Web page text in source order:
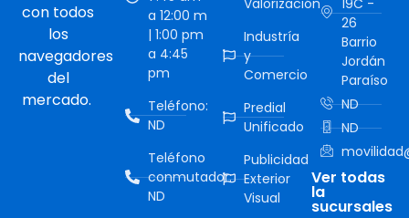
con todos
los
navegadores
del
mercado.
a 12:00 m
| 1:00 pm
a 4:45
pm
Teléfono:
ND
Teléfono
conmutador:
ND
Industría
y
Comercio
Predial
Unificado
Publicidad
Exterior
Visual
26
Barrio
Jordán
Paraíso
ND
ND
Ver todas
la
sucursales